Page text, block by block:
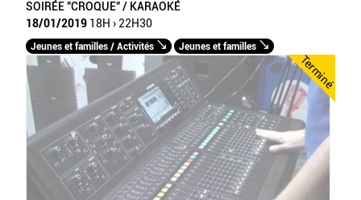
SOIRÉE "CROQUE" / KARAOKÉ
18/01/2019 18H › 22H30
Jeunes et familles / Activités Jeunes et familles
Terminé